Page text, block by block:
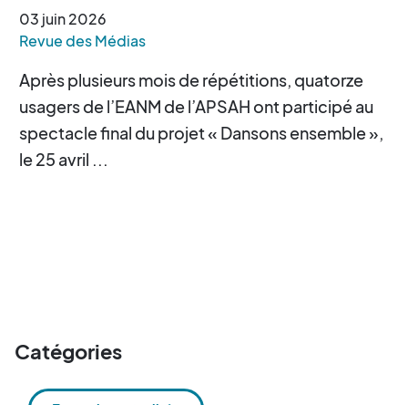
03 juin2026
Revue des Médias
Après plusieurs mois de répétitions, quatorze
usagers de l’EANM de l’APSAH ont participé au
spectacle final du projet « Dansons ensemble »,
le 25 avril ...
Catégories